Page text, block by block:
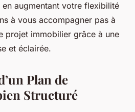
augmentant votre flexibilité
à vous accompagner pas à
projet immobilier grâce à une
et éclairée.
Plan de
Structuré